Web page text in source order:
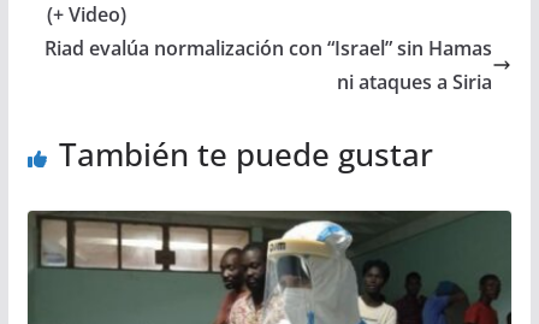
(+ Video)
Riad evalúa normalización con “Israel” sin Hamas
ni ataques a Siria
También te puede gustar